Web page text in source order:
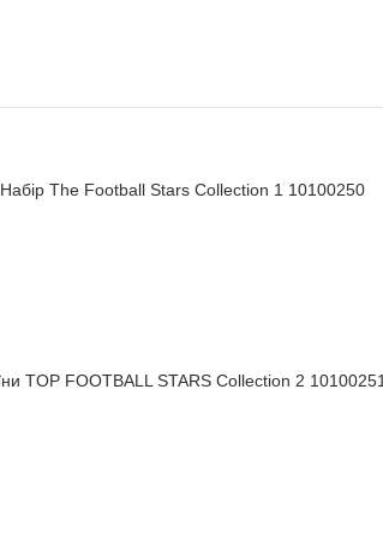
Набір The Football Stars Collection 1 10100250
TOP FOOTBALL STARS Collection 2 10100251